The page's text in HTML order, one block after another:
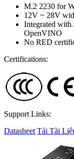
M.2 2230 for
12V ~ 28V
Integrated with
OpenVINO
No RED
Certifications:
Support Links:
Datasheet Tải Tài